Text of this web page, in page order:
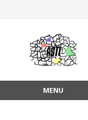
MENU